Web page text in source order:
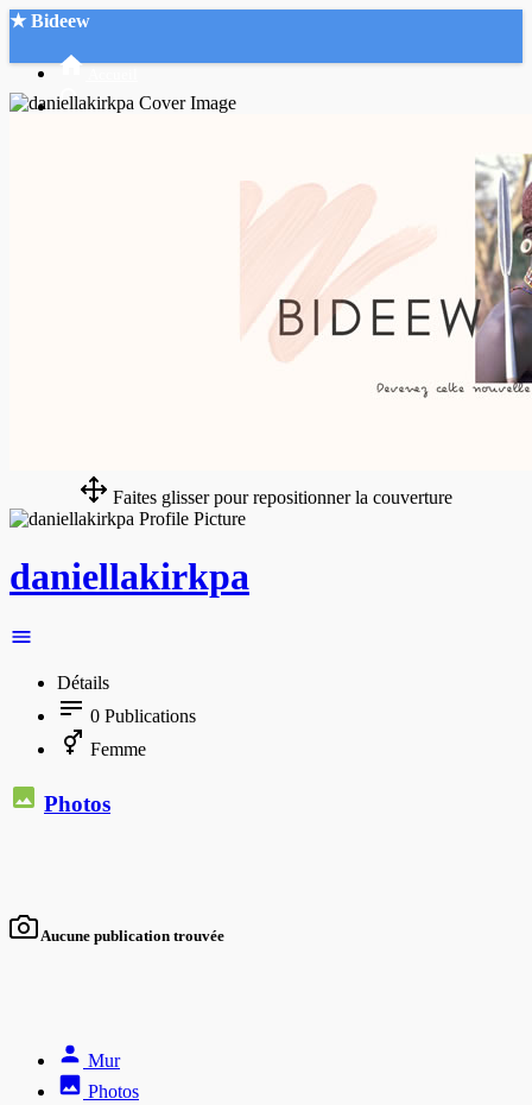
★ Bideew
Faites glisser pour repositionner la couverture
daniellakirkpa
Détails
0 Publications
Femme
Photos
Aucune publication trouvée
Mur
Photos